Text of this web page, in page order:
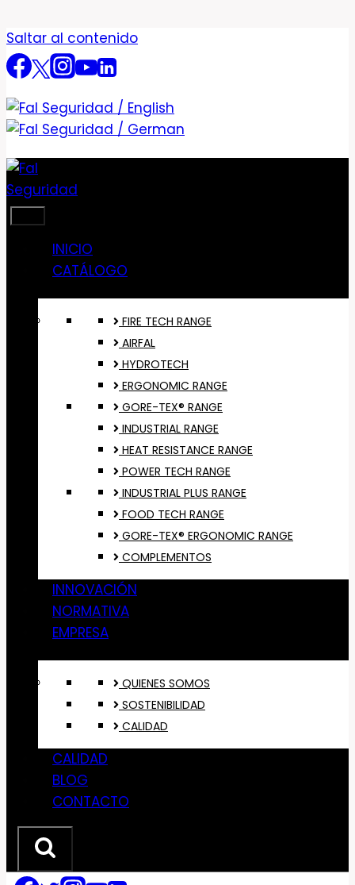
Saltar al contenido
INICIO
CATÁLOGO
FIRE TECH RANGE
AIRFAL
HYDROTECH
ERGONOMIC RANGE
GORE-TEX® RANGE
INDUSTRIAL RANGE
HEAT RESISTANCE RANGE
POWER TECH RANGE
INDUSTRIAL PLUS RANGE
FOOD TECH RANGE
GORE-TEX® ERGONOMIC RANGE
COMPLEMENTOS
INNOVACIÓN
NORMATIVA
EMPRESA
QUIENES SOMOS
SOSTENIBILIDAD
CALIDAD
CALIDAD
BLOG
CONTACTO